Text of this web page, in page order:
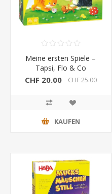
Meine ersten Spiele –
Tapsi, Flo & Co
CHF 20.00 CHF 25.00
KAUFEN